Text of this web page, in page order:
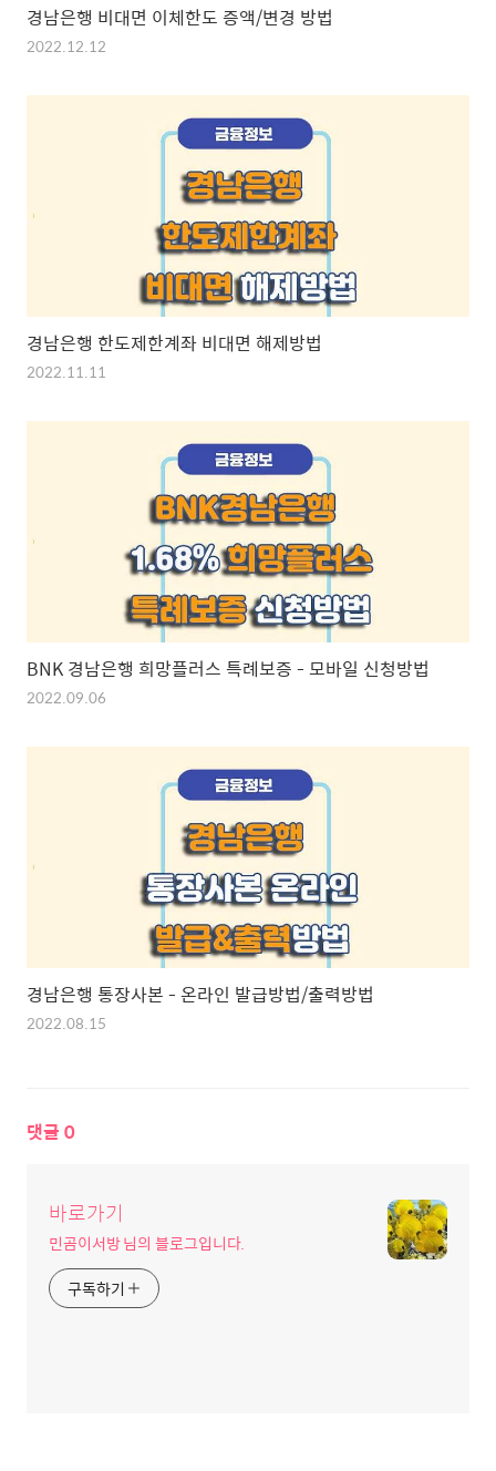
경남은행 비대면 이체한도 증액/변경 방법
2022.12.12
경남은행 한도제한계좌 비대면 해제방법
2022.11.11
BNK 경남은행 희망플러스 특례보증 - 모바일 신청방법
2022.09.06
경남은행 통장사본 - 온라인 발급방법/출력방법
2022.08.15
댓글 0
바로가기
민곰이서방 님의 블로그입니다.
구독하기